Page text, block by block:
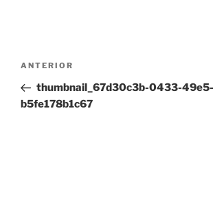
Navegación
entradas
Entrada
anterior:
ANTERIOR
thumbnail_67d30c3b-0433-
b5fe178b1c67